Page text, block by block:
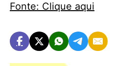
Fonte: Clique aqui